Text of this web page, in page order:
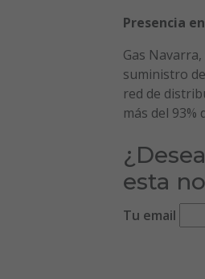
Presencia
Gas
suministro
red de
más del
esta
Tu email